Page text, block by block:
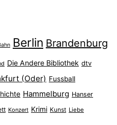
Berlin Brandenburg
Die Andere Bibliothek dtv
(Oder) Fussball
Hammelburg Hanser
Konzert Krimi Kunst Liebe